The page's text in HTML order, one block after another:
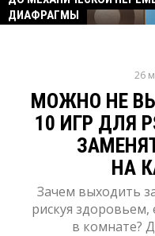
ДИАФРАГМЫ
26
МОЖНО НЕ
10 ИГР ДЛЯ
НА
Зачем выходить
рискуя здоровьем,
в комнате?